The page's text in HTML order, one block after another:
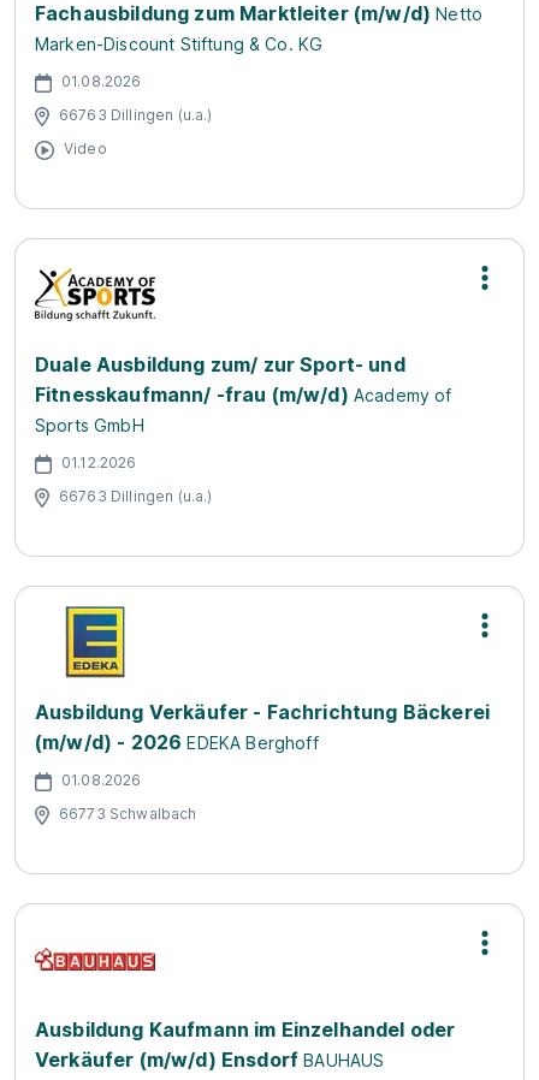
Fachausbildung zum Marktleiter (m/w/d) Netto
Marken-Discount Stiftung & Co. KG
01.08.2026
66763 Dillingen (u.a.)
Video
Duale Ausbildung zum/ zur Sport- und
Fitnesskaufmann/ -frau (m/w/d) Academy of
Sports GmbH
01.12.2026
66763 Dillingen (u.a.)
Ausbildung Verkäufer - Fachrichtung Bäckerei
(m/w/d) - 2026 EDEKA Berghoff
01.08.2026
66773 Schwalbach
Ausbildung Kaufmann im Einzelhandel oder
Verkäufer (m/w/d) Ensdorf BAUHAUS